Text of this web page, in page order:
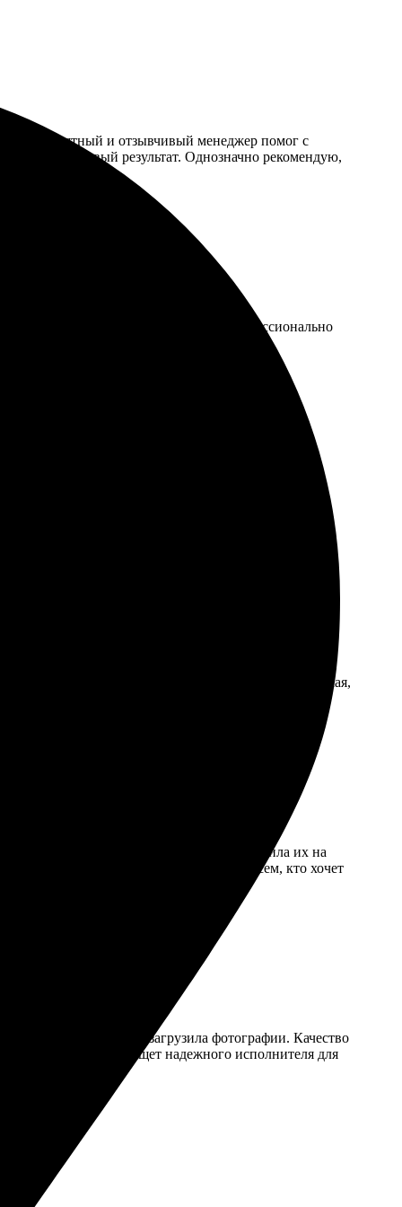
фото. Приятный и отзывчивый менеджер помог с
в руках готовый результат. Однозначно рекомендую,
и понятный. Приятно удивило, как профессионально
загрузила фотографии. Поддержка на связи,
Радуюсь результату каждый день.
так что осталась довольна. Печать яркая,
выбрала нужные изображения, загрузила их на
просто потрясающе. Рекомендую всем, кто хочет
на сайте, легко загрузила фотографии. Качество
всем, кто ищет надежного исполнителя для